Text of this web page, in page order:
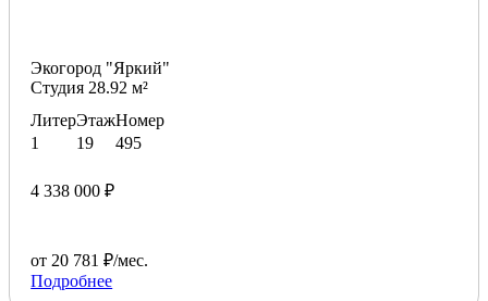
Экогород "Яркий"
Студия 28.92 м²
Литер
1
Этаж
19
Номер
495
4 338 000 ₽
от 20 781 ₽/мес.
Подробнее